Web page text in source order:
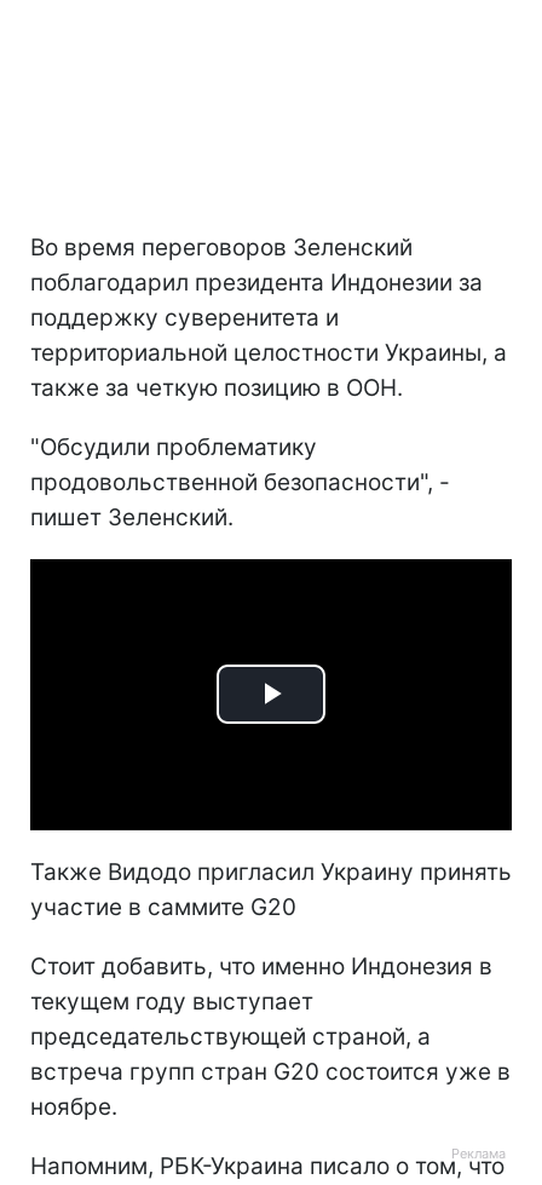
Во время переговоров Зеленский
поблагодарил президента Индонезии за
поддержку суверенитета и
территориальной целостности Украины, а
также за четкую позицию в ООН.
"Обсудили проблематику
продовольственной безопасности", -
пишет Зеленский.
Play
Также Видодо пригласил Украину принять
участие в саммите G20
Стоит добавить, что именно Индонезия в
текущем году выступает
председательствующей страной, а
встреча групп стран G20 состоится уже в
ноябре.
Напомним, РБК-Украина писало о том, что